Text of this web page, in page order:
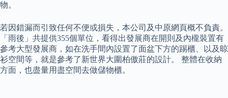
物。
若因錯漏而引致任何不便或損失，本公司及中原網頁概不負責。
「雨後」共提供355個單位，看得出發展商在開則及內櫳裝置有
參考大型發展商，如在洗手間內設置了面盆下方的踢櫃、以及晾
衫空間等，就是參考了新世界大圍柏傲莊的設計。 整體在收納
方面，也盡量用盡空間去做儲物櫃。